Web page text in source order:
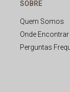
SOBRE
Quem Somos
Onde Encontrar
Perguntas